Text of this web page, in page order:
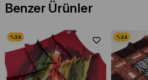
Benzer Ürünler